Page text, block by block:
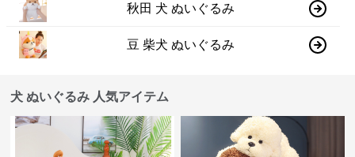
秋田 犬 ぬいぐるみ
豆 柴犬 ぬいぐるみ
犬 ぬいぐるみ 人気アイテム